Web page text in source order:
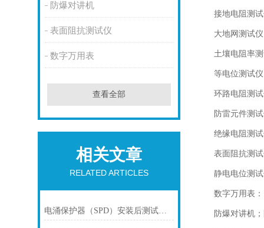
防爆对讲机
表面阻抗测试仪
数字万用表
查看全部
相关文章
RELATED ARTICLES
电涌保护器（SPD）安装后测试方法
接地电阻测试
大地网测试仪
土壤电阻率测
等电位测试仪
环路电阻测试
防雷元件测试
绝缘电阻测试
表面阻抗测试
静电电位测试
数字万用表：
防爆对讲机；